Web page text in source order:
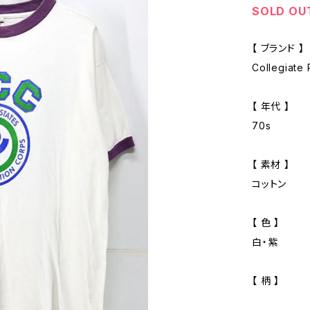
SOLD
【 ブランド 】
Collegiate
【 年代 】
70s
【 素材 】
コットン
【 色 】
白・紫
【 柄 】